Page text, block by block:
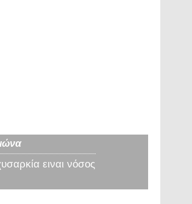
ειναι νόσος